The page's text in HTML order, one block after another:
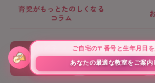
育児がもっとたのしくなる
コラム
無料親子
イベント
資料請求